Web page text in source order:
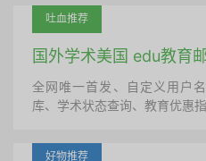
吐血推荐
国外学术美国 edu教育
全网唯一首发、自定义用户
库、学术状态查询、教育优惠
好物推荐